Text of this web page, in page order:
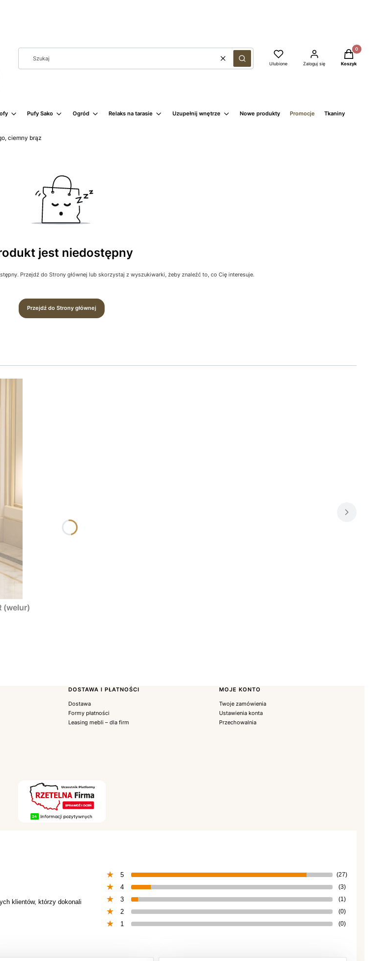
WyczyśćSzukaj Ulubione Zaloguj się
Produkty w
Koszyk
Pufy Sako Ogród Relaks na tarasie Uzupełnij wnętrze Nowe produkty Promocje Tkaniny
ciemny brąz
jest niedostępny
Przejdź do Strony głównej lub skorzystaj z wyszukiwarki, żeby znaleźć to, co Cię interesuje.
Przejdź do Strony głównej
(welur)
DOSTAWA I PŁATNOŚCI
Dostawa
Formy płatności
Leasing mebli – dla firm
MOJE KONTO
Twoje zamówienia
Ustawienia konta
Przechowalnia
klientów, którzy dokonali
5 (27)
4 (3)
3 (1)
2 (0)
1 (0)